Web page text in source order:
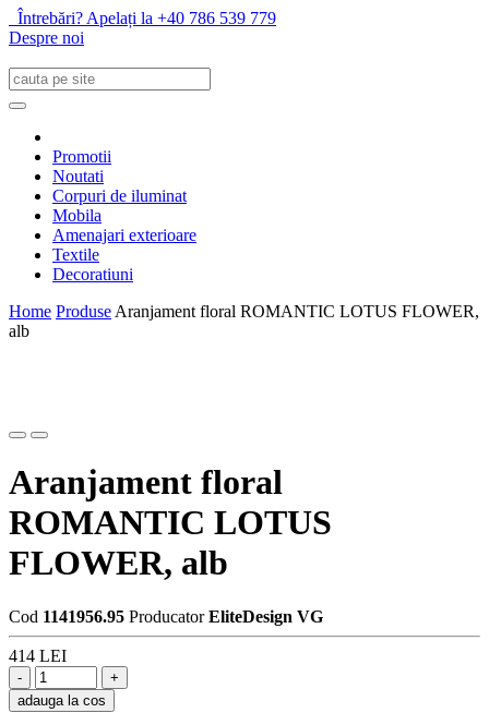
Întrebări? Apelați la +40 786 539 779
Despre noi
Promotii
Noutati
Corpuri de iluminat
Mobila
Amenajari exterioare
Textile
Decoratiuni
Home Produse Aranjament floral ROMANTIC LOTUS FLOWER,
alb
Aranjament floral
ROMANTIC LOTUS
FLOWER, alb
Cod 1141956.95 Producator EliteDesign VG
414 LEI
adauga la cos